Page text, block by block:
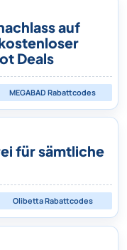
auf
Deals
MEGABAD Rabattcodes
für sämtliche
OlibettaRabattcodes